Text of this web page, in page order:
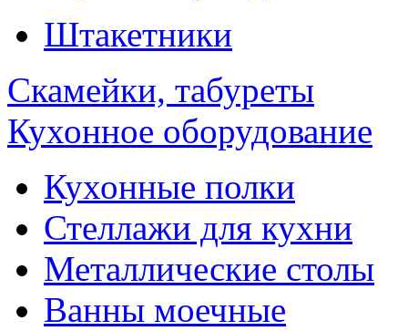
Штакетники
Скамейки, табуреты
Кухонное оборудование
Кухонные полки
Стеллажи для кухни
Металлические столы
Ванны моечные